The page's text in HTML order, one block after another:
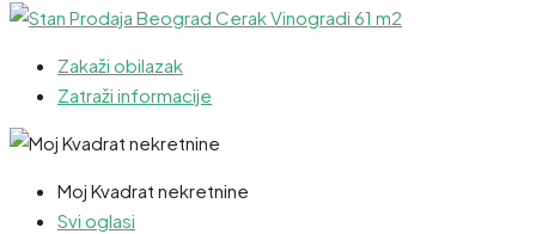
Zakaži obilazak
Zatraži informacije
Moj Kvadrat nekretnine
Svi oglasi